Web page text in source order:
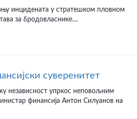
инцидената у стратешком пловном
за бродовласнике....
суверенитет
независност упркос неповољним
финансија Антон Силуанов на